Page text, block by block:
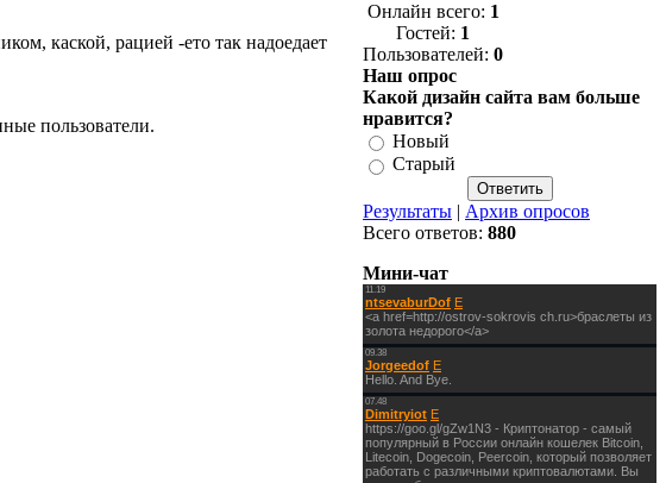
каской, рацией -ето так надоедает
пользователи.
Онлайн всего: 1
Гостей: 1
Пользователей: 0
Наш опрос
Какой дизайн сайта вам больше
нравится?
Новый
Старый
Результаты | Архив опросов
Всего ответов: 880
Мини-чат